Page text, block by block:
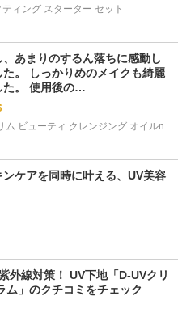
ィング スターター セット
あまりのするん落ちに感動し
。 しっかりめのメイクも綺麗
た。 使用後の…
ム ビューティ クレンジング オイルn
ケアを同時に叶える、UV美容
外線対策！ UV下地「D-UVクリ
ム」のクチコミをチェック